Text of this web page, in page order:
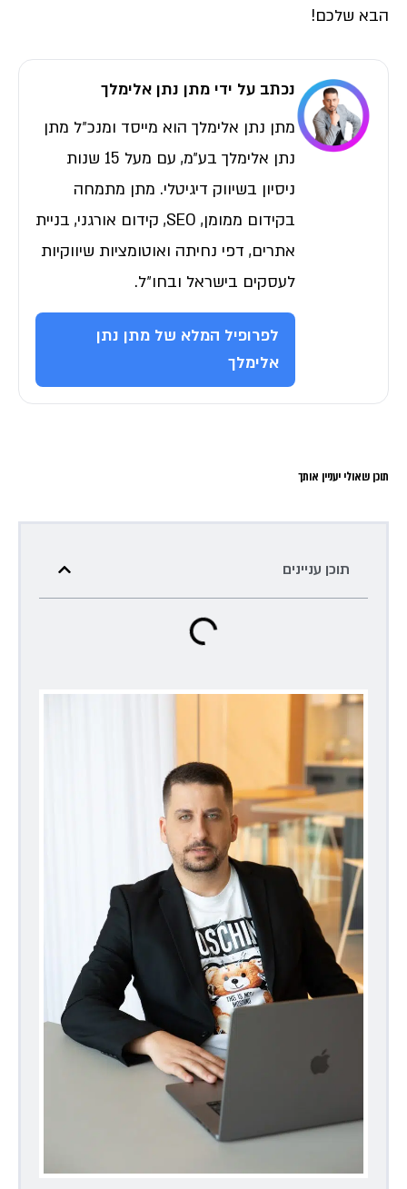
הבא שלכם!
נכתב על ידי מתן נתן אלימלך
מתן נתן אלימלך הוא מייסד ומנכ״ל מתן
נתן אלימלך בע״מ, עם מעל 15 שנות
ניסיון בשיווק דיגיטלי. מתן מתמחה
בקידום ממומן, SEO, קידום אורגני, בניית
אתרים, דפי נחיתה ואוטומציות שיווקיות
לעסקים בישראל ובחו״ל.
לפרופיל המלא של מתן נתן
אלימלך
תוכן שאולי יעניין אותך
תוכן עניינים